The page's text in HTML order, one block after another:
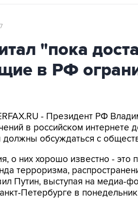
"пока
в РФ
- Президент РФ
в российском интернете
обсуждаться с
о них хорошо известно - это
терроризма,
Путин, выступая на медиа-
Петербурге в